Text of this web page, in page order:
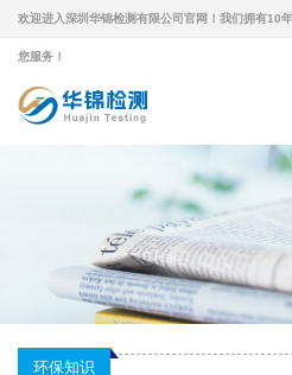
欢迎进入深圳华锦检测有限公司官网！我们拥有10
您服务！
环保知识